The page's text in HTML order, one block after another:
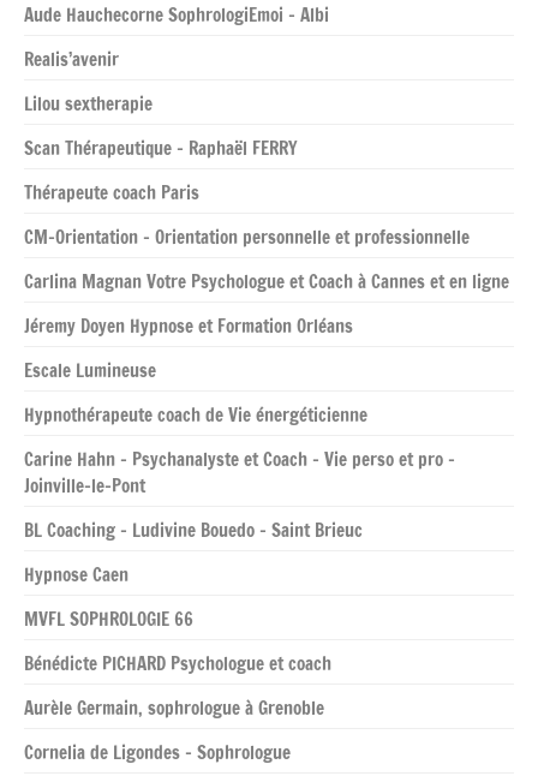
Aude Hauchecorne SophrologiEmoi – Albi
Realis’avenir
Lilou sextherapie
Scan Thérapeutique – Raphaël FERRY
Thérapeute coach Paris
CM-Orientation – Orientation personnelle et professionnelle
Carlina Magnan Votre Psychologue et Coach à Cannes et en ligne
Jéremy Doyen Hypnose et Formation Orléans
Escale Lumineuse
Hypnothérapeute coach de Vie énergéticienne
Carine Hahn – Psychanalyste et Coach – Vie perso et pro –
Joinville-le-Pont
BL Coaching – Ludivine Bouedo – Saint Brieuc
Hypnose Caen
MVFL SOPHROLOGIE 66
Bénédicte PICHARD Psychologue et coach
Aurèle Germain, sophrologue à Grenoble
Cornelia de Ligondes – Sophrologue